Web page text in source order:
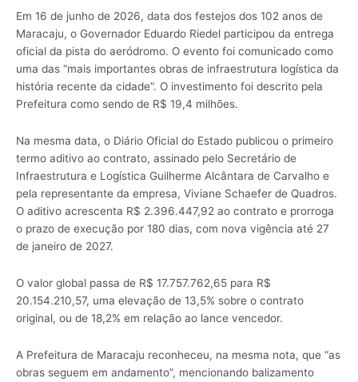
Em 16 de junho de 2026, data dos festejos dos 102 anos de
Maracaju, o Governador Eduardo Riedel participou da entrega
oficial da pista do aeródromo. O evento foi comunicado como
uma das “mais importantes obras de infraestrutura logística da
história recente da cidade”. O investimento foi descrito pela
Prefeitura como sendo de R$ 19,4 milhões.
Na mesma data, o Diário Oficial do Estado publicou o primeiro
termo aditivo ao contrato, assinado pelo Secretário de
Infraestrutura e Logística Guilherme Alcântara de Carvalho e
pela representante da empresa, Viviane Schaefer de Quadros.
O aditivo acrescenta R$ 2.396.447,92 ao contrato e prorroga
o prazo de execução por 180 dias, com nova vigência até 27
de janeiro de 2027.
O valor global passa de R$ 17.757.762,65 para R$
20.154.210,57, uma elevação de 13,5% sobre o contrato
original, ou de 18,2% em relação ao lance vencedor.
A Prefeitura de Maracaju reconheceu, na mesma nota, que “as
obras seguem em andamento”, mencionando balizamento